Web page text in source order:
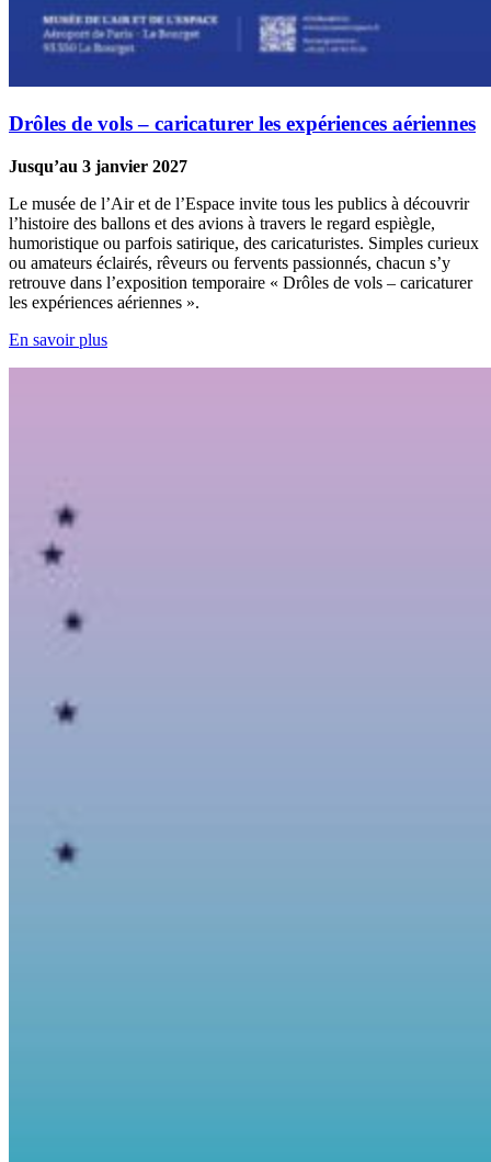
Drôles de vols – caricaturer les expériences aériennes
Jusqu’au 3 janvier 2027
Le musée de l’Air et de l’Espace invite tous les publics à découvrir
l’histoire des ballons et des avions à travers le regard espiègle,
humoristique ou parfois satirique, des caricaturistes. Simples curieux
ou amateurs éclairés, rêveurs ou fervents passionnés, chacun s’y
retrouve dans l’exposition temporaire « Drôles de vols – caricaturer
les expériences aériennes ».
En savoir plus